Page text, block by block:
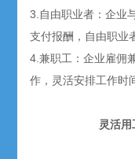
3.自由职业者：企业
支付报酬，自由职业
4.兼职工：企业雇佣
作，灵活安排工作时
灵活